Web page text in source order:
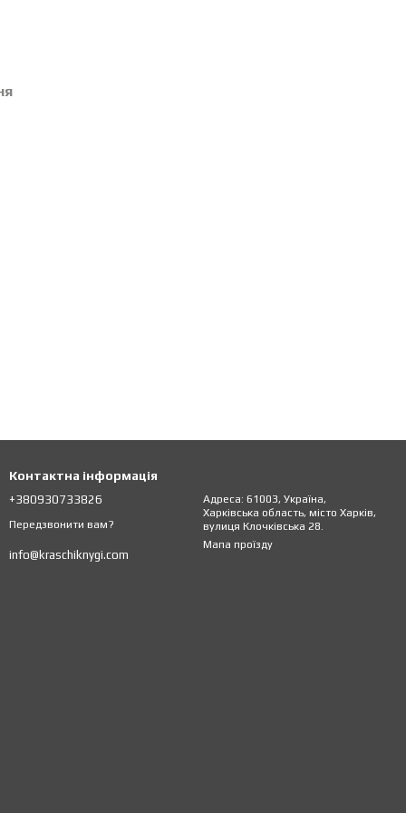
Контактна інформація
+380930733826
Передзвонити вам?
info@kraschiknygi.com
Адреса: 61003, Україна,
Харківська область, місто Харків,
вулиця Клочківська 28.
Мапа проїзду